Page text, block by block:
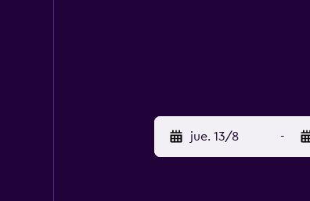
jue. 13/8 -